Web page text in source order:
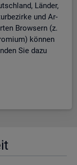
Län­der,
und Ar­
Brow­sern (z.
kön­nen
Sie dazu